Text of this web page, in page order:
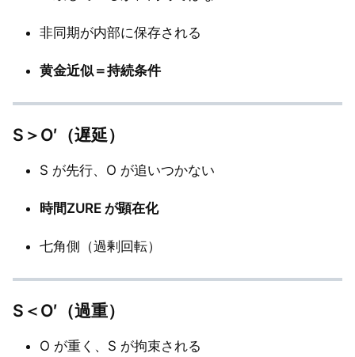
非同期が内部に保存される
黄金近似＝持続条件
S＞O′（遅延）
S が先行、O が追いつかない
時間ZURE が顕在化
七角側（過剰回転）
S＜O′（過重）
O が重く、S が拘束される